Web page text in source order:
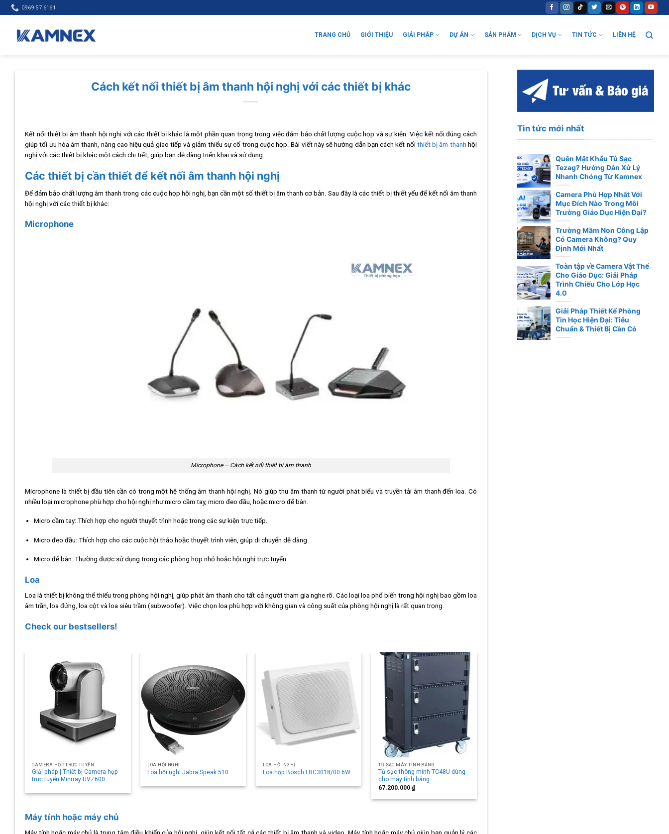
Skip
to
0969 57 6161
TRANG CHỦ GIỚI THIỆU GIẢI PHÁP DỰ ÁN SẢN PHẨM DỊCH VỤ TIN TỨC LIÊN HỆ
Cách kết nối thiết bị âm thanh hội nghị với các thiết bị khác
Kết nối thiết bị âm thanh hội nghị với các thiết bị khác là một phần quan trọng trong việc đảm bảo chất lượng cuộc họp và sự kiện. Việc kết nối đúng cách
giúp tối ưu hóa âm thanh, nâng cao hiệu quả giao tiếp và giảm thiểu sự cố trong cuộc họp. Bài viết này sẽ hướng dẫn bạn cách kết nối thiết bị âm thanh hội
nghị với các thiết bị khác một cách chi tiết, giúp bạn dễ dàng triển khai và sử dụng.
Các thiết bị cần thiết để kết nối âm thanh hội nghị
Để đảm bảo chất lượng âm thanh trong các cuộc họp hội nghị, bạn cần một số thiết bị âm thanh cơ bản. Sau đây là các thiết bị thiết yếu để kết nối âm thanh
hội nghị với các thiết bị khác:
Microphone
Microphone – Cách kết nối thiết bị âm thanh
Microphone là thiết bị đầu tiên cần có trong một hệ thống âm thanh hội nghị. Nó giúp thu âm thanh từ người phát biểu và truyền tải âm thanh đến loa. Có
nhiều loại microphone phù hợp cho hội nghị như micro cầm tay, micro đeo đầu, hoặc micro để bàn.
Micro cầm tay: Thích hợp cho người thuyết trình hoặc trong các sự kiện trực tiếp.
Micro đeo đầu: Thích hợp cho các cuộc hội thảo hoặc thuyết trình viên, giúp di chuyển dễ dàng.
Micro để bàn: Thường được sử dụng trong các phòng họp nhỏ hoặc hội nghị trực tuyến.
Loa
Loa là thiết bị không thể thiếu trong phòng hội nghị, giúp phát âm thanh cho tất cả người tham gia nghe rõ. Các loại loa phổ biến trong hội nghị bao gồm loa
âm trần, loa đứng, loa cột và loa siêu trầm (subwoofer). Việc chọn loa phù hợp với không gian và công suất của phòng hội nghị là rất quan trọng.
Check our bestsellers!
CAMERA HỌP TRỰC TUYẾN
Giải pháp | Thiết bị Camera họp
trực tuyến Minrray UVZ600
LOA HỘI NGHỊ
Loa hội nghị Jabra Speak 510
LOA HỘI NGHỊ
Loa hộp Bosch LBC3018/00 6W
TỦ SẠC MÁY TÍNH BẢNG
Tủ sạc thông minh TC48U dùng
cho máy tính bảng
67.200.000₫
Máy tính hoặc máy chủ
Tin tức mới nhất
Quên Mật Khẩu Tủ Sạc
Tezag? Hướng Dẫn Xử Lý
Nhanh Chóng Từ Kamnex
Camera Phù Hợp Nhất Với
Mục Đích Nào Trong Môi
Trường Giáo Dục Hiện Đại?
Trường Mầm Non Công Lập
Có Camera Không? Quy
Định Mới Nhất
Toàn tập về Camera Vật Thể
Cho Giáo Dục: Giải Pháp
Trình Chiếu Cho Lớp Học
4.0
Giải Pháp Thiết Kế Phòng
Tin Học Hiện Đại: Tiêu
Chuẩn & Thiết Bị Cần Có